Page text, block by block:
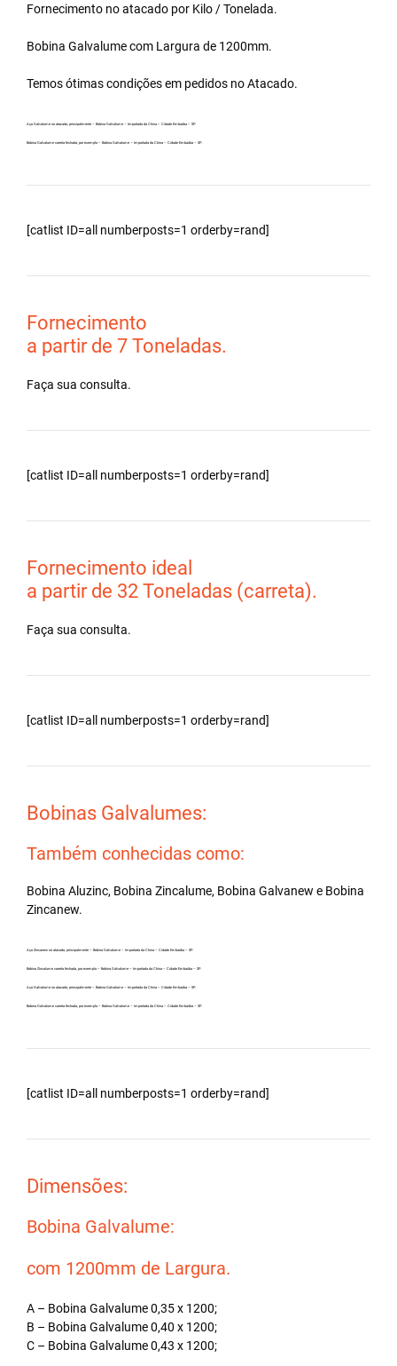
Fornecimento no atacado por Kilo / Tonelada.
Bobina Galvalumecom Largura de 1200mm.
Temos ótimas condições em pedidos no Atacado.
Aço Galvalume no atacado, principalmente – Bobina Galvalume – Importada da China – Cidade Embaúba – SP.
Bobina Galvalume carreta fechada, por exemplo – Bobina Galvalume – Importada da China – Cidade Embaúba – SP.
[catlist ID=all numberposts=1 orderby=rand]
Fornecimento
a partir de 7 Toneladas.
Faça sua consulta.
[catlist ID=all numberposts=1 orderby=rand]
Fornecimento ideal
a partir de 32 Toneladas (carreta).
Faça sua consulta.
[catlist ID=all numberposts=1 orderby=rand]
Bobinas Galvalumes:
Também conhecidas como:
Bobina Aluzinc, Bobina Zincalume, Bobina Galvanew e Bobina
Zincanew.
Aço Zincanew no atacado, principalmente – Bobina Galvalume – Importada da China – Cidade Embaúba – SP.
Bobina Zincalume carreta fechada, por exemplo – Bobina Galvalume – Importada da China – Cidade Embaúba – SP.
Aço Galvalume no atacado, principalmente – Bobina Galvalume – Importada da China – Cidade Embaúba – SP.
Bobina Galvalume carreta fechada, por exemplo – Bobina Galvalume – Importada da China – Cidade Embaúba – SP.
[catlist ID=all numberposts=1 orderby=rand]
Dimensões:
Bobina Galvalume:
com 1200mm de Largura.
A – Bobina Galvalume 0,35 x 1200;
B – Bobina Galvalume 0,40 x 1200;
C – Bobina Galvalume 0,43 x 1200;